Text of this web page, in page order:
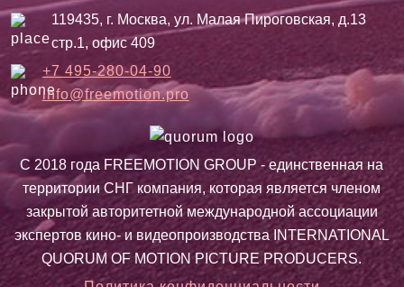
119435, г. Москва, ул. Малая Пироговская, д.13
стр.1, офис 409
+7 495-280-04-90
info@freemotion.pro
С 2018 года FREEMOTION GROUP - единственная на
территории СНГ компания, которая является членом
закрытой авторитетной международной ассоциации
экспертов кино- и видеопроизводства INTERNATIONAL
QUORUM OF MOTION PICTURE PRODUCERS.